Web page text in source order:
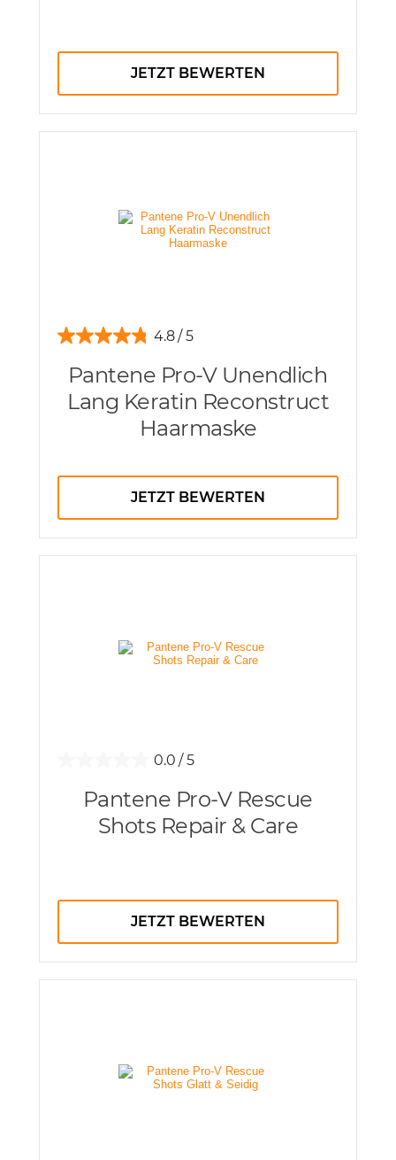
JETZT BEWERTEN
4.8
Pantene Pro-V Unendlich
Lang Keratin Reconstruct
Haarmaske
JETZT BEWERTEN
0.0
Pantene Pro-V Rescue
Shots Repair & Care
JETZT BEWERTEN